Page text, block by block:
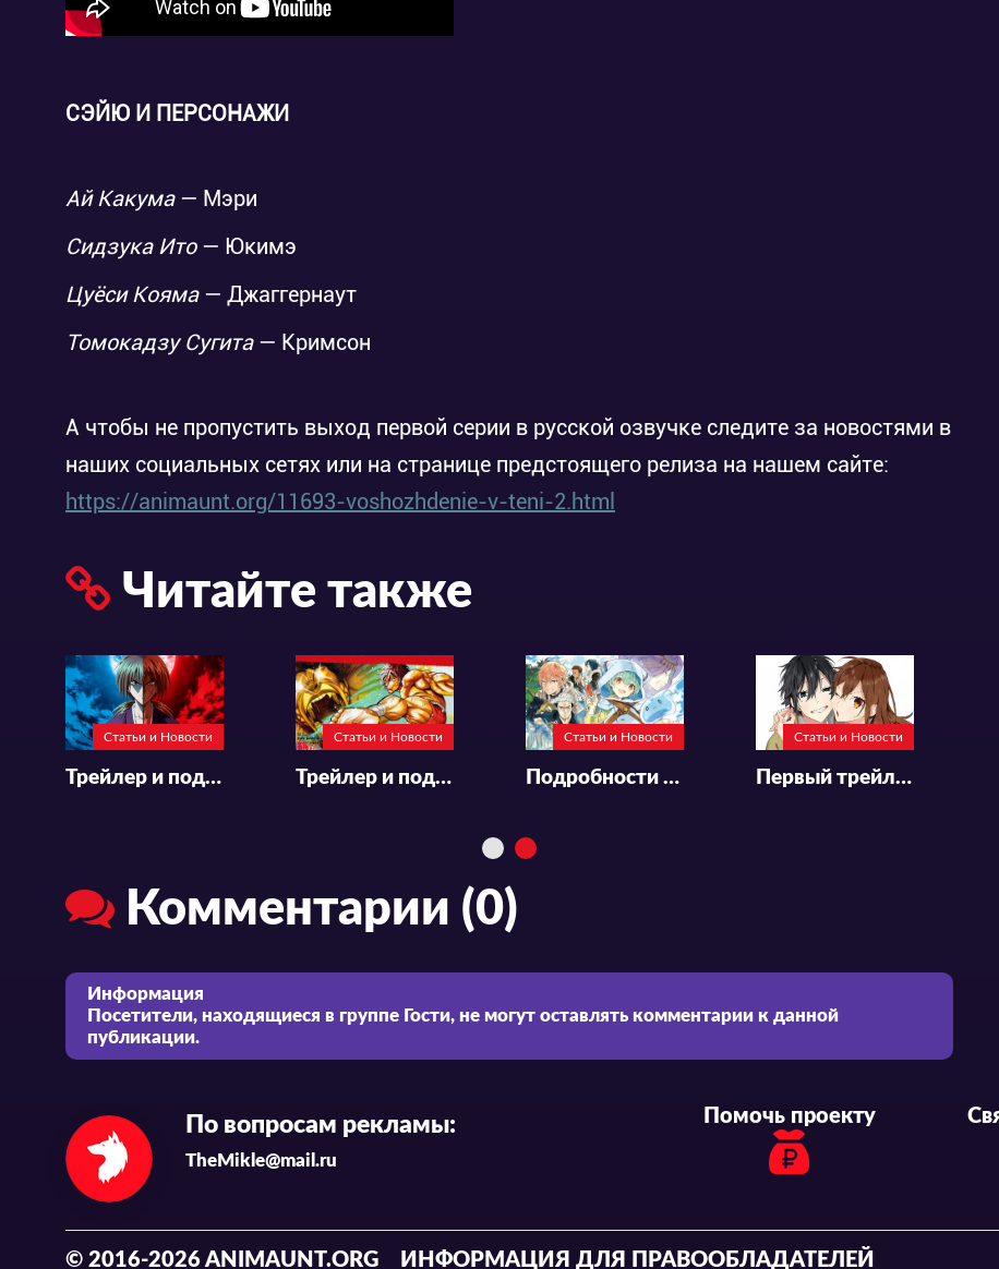
СЭЙЮ И ПЕРСОНАЖИ
Ай Какума— Мэри
Сидзука Ито— Юкимэ
Цуёси Кояма— Джаггернаут
Томокадзу Сугита— Кримсон
А чтобы не пропустить выход первой серии в русской озвучке следите за новостями в
наших социальных сетях или на странице предстоящего релиза на нашем сайте:
https://animaunt.org/11693-voshozhdenie-v-teni-2.html
Читайте также
Статьи и Новости
Трейлер и подробности аниме «Бродяга Кэнсин (2023)»
Статьи и Новости
Трейлер и подробности по аниме-сериалу «Hanma Baki: Son of Ogre 2nd Season»
Статьи и Новости
Подробности аниме «Saijaku Tamer wa Gomi Hiroi no Tabi wo Hajimemashita»
Статьи и Новости
Первый трейлер аниме-сериала ««Хоримия: Кусочек»
Комментарии (0)
Информация
Посетители, находящиеся в группе Гости, не могут оставлять комментарии к данной
публикации.
По вопросам рекламы:
TheMikle@mail.ru
Помочь проекту
© 2016-2026 ANIMAUNT.ORG ИНФОРМАЦИЯ ДЛЯ ПРАВООБЛАДАТЕЛЕЙ